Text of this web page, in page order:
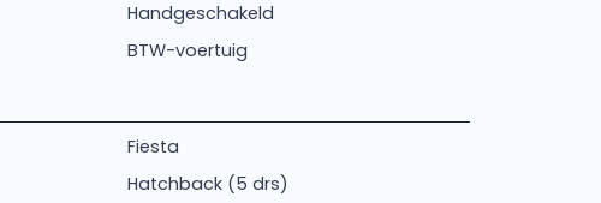
Handgeschakeld
BTW-voertuig
Fiesta
Hatchback (5 drs)